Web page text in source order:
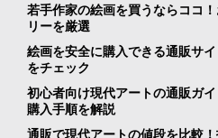
若手作家の絵画を買うならココ
リーを厳選
絵画を安全に購入できる通販サ
をチェック
初心者向け現代アートの通販ガ
購入手順を解説
通販で現代アートの値段を比較